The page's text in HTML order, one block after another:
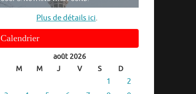
Plus de détails ici.
Calendrier
août 2026
M M J V S D
1
2